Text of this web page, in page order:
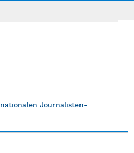
Journalisten-